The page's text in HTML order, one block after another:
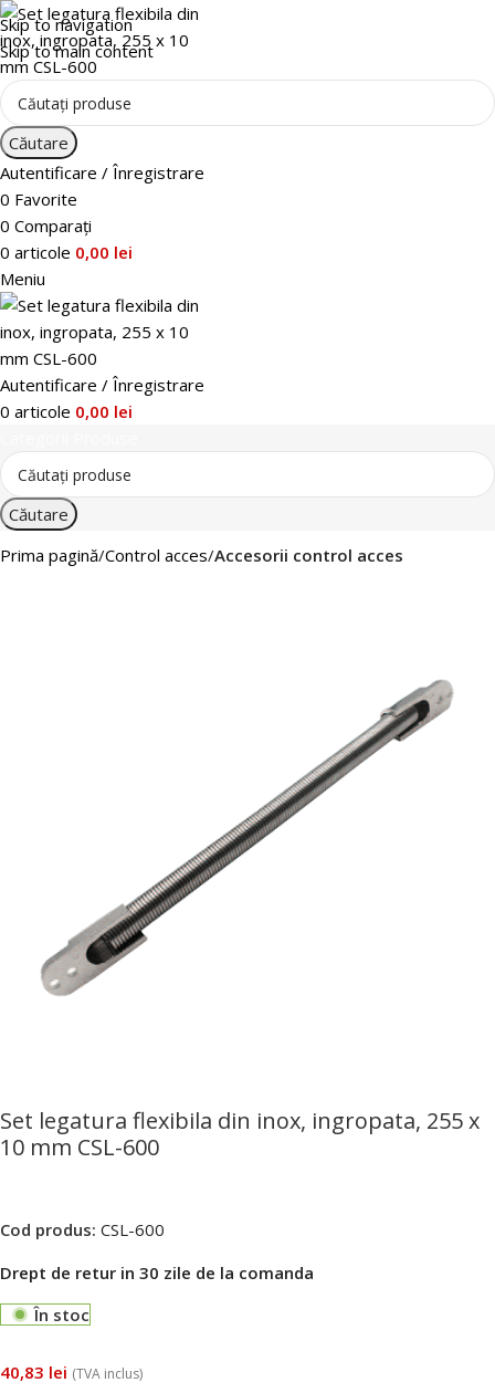
Skip to navigation
Skip to main content
Căutare
Autentificare / Înregistrare
0 Favorite
0 Comparați
0 articole 0,00 lei
Meniu
Autentificare / Înregistrare
0 articole 0,00 lei
Căutare
Prima pagină Control acces Accesorii control acces
Set legatura flexibila din inox, ingropata, 255 x
10 mm CSL-600
Cod produs: CSL-600
Drept de retur in 30 zile de la comanda
În stoc
40,83 lei (TVA inclus)